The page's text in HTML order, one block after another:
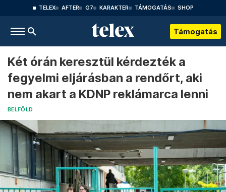
TELEX AFTER G7 KARAKTER TÁMOGATÁS SHOP
Támogatás
Két órán keresztül kérdezték a
fegyelmi eljárásban a rendőrt, aki
nem akart a KDNP reklámarca lenni
BELFÖLD